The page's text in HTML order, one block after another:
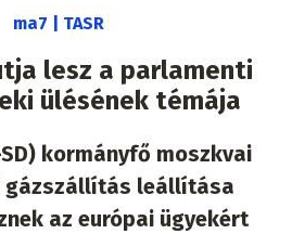
ma7 | TASR
lesz a parlamenti
ülésének témája
kormányfő moszkvai
gázszállítás leállítása
az európai ügyekért